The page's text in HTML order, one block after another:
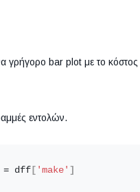
γρήγορο bar plot με το
εντολών.
= dff [ 'make' ]